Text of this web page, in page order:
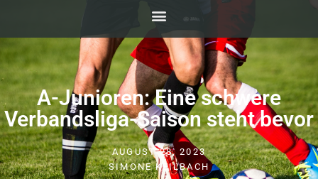
A-Junioren: Eine schwere
Verbandsliga-Saison steht bevor
AUGUST 28, 2023
SIMONE KEILBACH